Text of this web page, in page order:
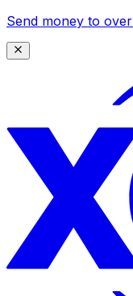
Send money to